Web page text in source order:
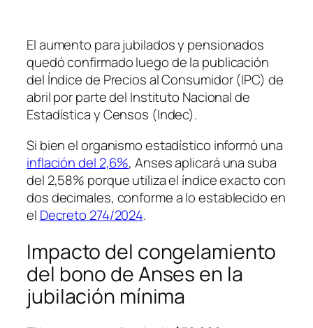
El aumento para jubilados y pensionados
quedó confirmado luego de la publicación
del Índice de Precios al Consumidor (IPC) de
abril por parte del Instituto Nacional de
Estadística y Censos (Indec).
Si bien el organismo estadístico informó una
inflación del 2,6%, Anses aplicará una suba
del 2,58% porque utiliza el índice exacto con
dos decimales, conforme a lo establecido en
el Decreto 274/2024.
Impacto del congelamiento
del bono de Anses en la
jubilación mínima